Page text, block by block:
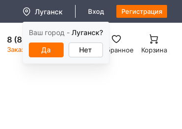
Луганск
Ваш город - Луганск?
Да Нет
Вход Регистрация
8 (800) 550-11-38
Заказать звонок Избранное Корзина